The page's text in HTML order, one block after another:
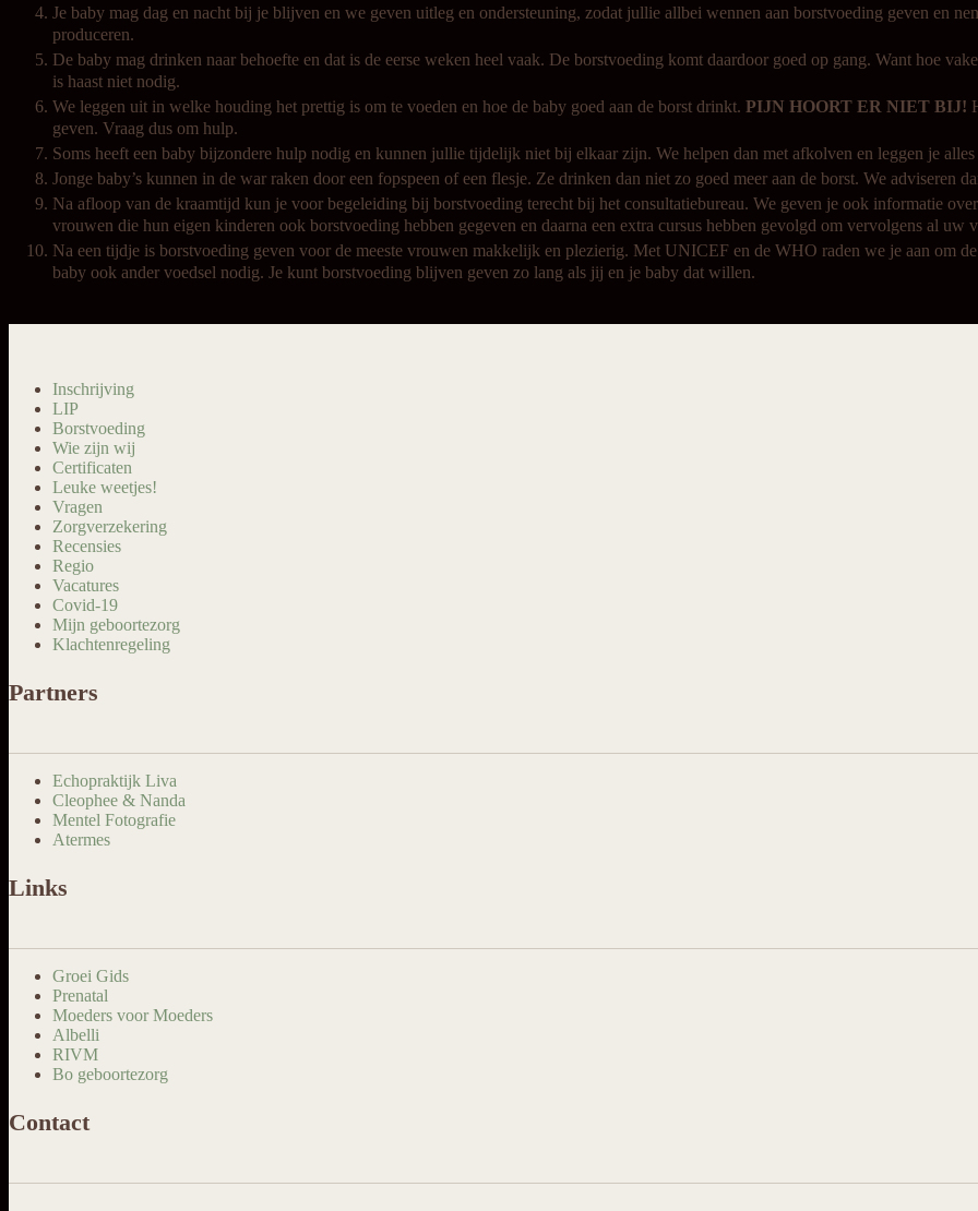
Je baby mag dag en nacht bij je blijven en we geven uitleg en ondersteuning, zodat jullie allbei wennen aan borstvoeding geven en
produceren.
De baby mag drinken naar behoefte en dat is de eerse weken heel vaak. De borstvoeding komt daardoor goed op gang. Want hoe
is haast niet nodig.
We leggen uit in welke houding het prettig is om te voeden en hoe de baby goed aan de borst drinkt. PIJN HOORT ER NIET BIJ!
geven. Vraag dus om hulp.
Soms heeft een baby bijzondere hulp nodig en kunnen jullie tijdelijk niet bij elkaar zijn. We helpen dan met afkolven en leggen je
Jonge baby’s kunnen in de war raken door een fopspeen of een flesje. Ze drinken dan niet zo goed meer aan de borst. We adviseren
Na afloop van de kraamtijd kun je voor begeleiding bij borstvoeding terecht bij het consultatiebureau. We geven je ook informatie
vrouwen die hun eigen kinderen ook borstvoeding hebben gegeven en daarna een extra cursus hebben gevolgd om vervolgens al uw
Na een tijdje is borstvoeding geven voor de meeste vrouwen makkelijk en plezierig. Met UNICEF en de WHO raden we je aan om
baby ook ander voedsel nodig. Je kunt borstvoeding blijven geven zo lang als jij en je baby dat willen.
Inschrijving
LIP
Borstvoeding
Wie zijn wij
Certificaten
Leuke weetjes!
Vragen
Zorgverzekering
Recensies
Regio
Vacatures
Covid-19
Mijn geboortezorg
Klachtenregeling
Partners
Echopraktijk Liva
Cleophee & Nanda
Mentel Fotografie
Atermes
Links
Groei Gids
Prenatal
Moeders voor Moeders
Albelli
RIVM
Bo geboortezorg
Contact